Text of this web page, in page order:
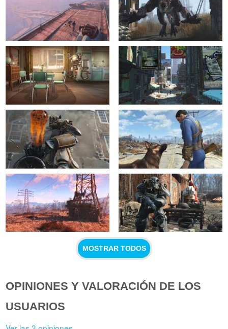
MOSTRAR TODOS
OPINIONES Y VALORACIÓN DE LOS
USUARIOS